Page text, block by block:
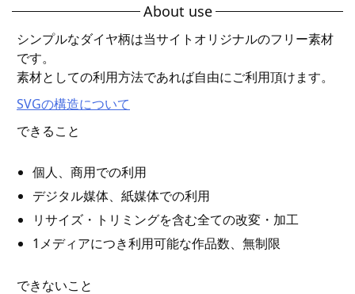
About use
シンプルなダイヤ柄は当サイトオリジナルのフリー素材
です。
素材としての利用方法であれば自由にご利用頂けます。
SVGの構造について
できること
個人、商用での利用
デジタル媒体、紙媒体での利用
リサイズ・トリミングを含む全ての改変・加工
1メディアにつき利用可能な作品数、無制限
できないこと